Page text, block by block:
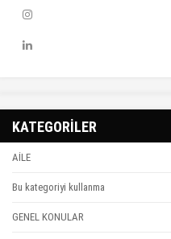
KATEGORİLER
AİLE
Bu kategoriyi kullanma
GENEL KONULAR